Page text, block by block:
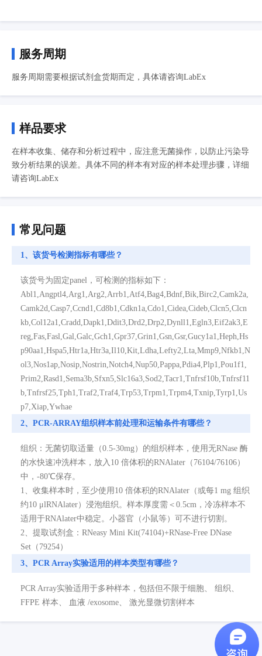
服务周期
服务周期需要根据试剂盒货期而定，具体请咨询LabEx
样品要求
在样本收集、储存和分析过程中，应注意无菌操作，以防止污染导
致分析结果的误差。具体不同的样本有对应的样本处理步骤，详细
请咨询LabEx
常见问题
1、该货号检测指标有哪些？
该货号为固定panel，可检测的指标如下：
Abl1,Angptl4,Arg1,Arg2,Arrb1,Atf4,Bag4,Bdnf,Bik,Birc2,Camk2a,
Camk2d,Casp7,Ccnd1,Cd8b1,Cdkn1a,Cdo1,Cidea,Cideb,Clcn5,Clcn
kb,Col12a1,Cradd,Dapk1,Ddit3,Drd2,Drp2,Dynll1,Egln3,Eif2ak3,E
reg,Fas,Fasl,Gal,Galc,Gch1,Gpr37,Grin1,Gsn,Gsr,Gucy1a1,Heph,Hs
p90aa1,Hspa5,Htr1a,Htr3a,Il10,Kit,Ldha,Lefty2,Lta,Mmp9,Nfkb1,N
ol3,Nos1ap,Nosip,Nostrin,Notch4,Nup50,Pappa,Pdia4,Plp1,Pou1f1,
Prim2,Rasd1,Sema3b,Sfxn5,Slc16a3,Sod2,Tacr1,Tnfrsf10b,Tnfrsf11
b,Tnfrsf25,Tph1,Traf2,Traf4,Trp53,Trpm1,Trpm4,Txnip,Tyrp1,Us
p7,Xiap,Ywhae
2、PCR-ARRAY组织样本前处理和运输条件有哪些？
组织：无菌切取适量（0.5-30mg）的组织样本，使用无RNase 酶
的水快速冲洗样本，放入10 倍体积的RNAlater（76104/76106）
中，-80℃保存。
1、收集样本时，至少使用10 倍体积的RNAlater（或每1 mg 组织
约10 μlRNAlater）浸泡组织。样本厚度需＜0.5cm，冷冻样本不
适用于RNAlater中稳定。小器官（小鼠等）可不进行切割。
2、提取试剂盒：RNeasy Mini Kit(74104)+RNase-Free DNase
Set（79254）
3、PCR Array实验适用的样本类型有哪些？
PCR Array实验适用于多种样本，包括但不限于细胞、 组织、
FFPE 样本、 血液 /exosome、 激光显微切割样本